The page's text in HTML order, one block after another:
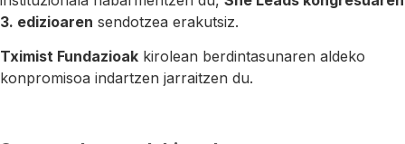
3. edizioaren sendotzea erakutsiz.
Tximist Fundazioak kirolean berdintasunaren aldeko
konpromisoa indartzen jarraitzen du.